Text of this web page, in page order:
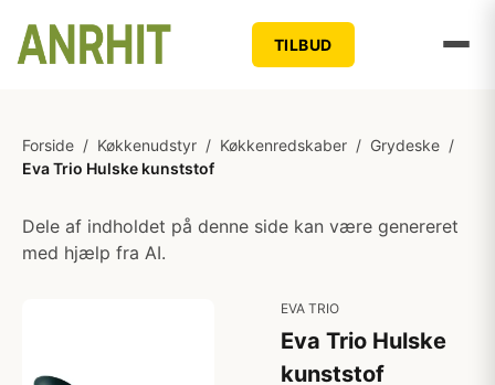
TILBUD
Forside / Køkkenudstyr / Køkkenredskaber / Grydeske /
Eva Trio Hulske kunststof
Dele af indholdet på denne side kan være genereret
med hjælp fra AI.
EVA TRIO
Eva Trio Hulske
kunststof